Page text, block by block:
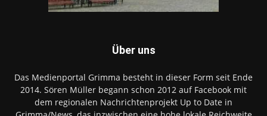
Über uns
Das Medienportal Grimma besteht in dieser Form seit Ende
2014. Sören Müller begann schon 2012 auf Facebook mit
dem regionalen Nachrichtenprojekt Up to Date in